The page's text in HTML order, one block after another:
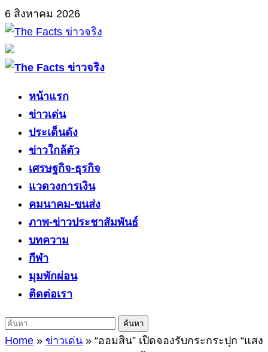
Skip
to
content
6 สิงหาคม 2026
Primary
หน้าแรก
ข่าวเด่น
ประเด็นดัง
ข่าวใกล้ตัว
เศรษฐกิจ-ธุรกิจ
แวดวงการเงิน
คมนาคม-ขนส่ง
ภาพ-ข่าวประชาสัมพันธ์
บทความ
กีฬา
มุมพักผ่อน
ติดต่อเรา
ค้นหา
สำหรับ:
Home » ข่าวเด่น » “ออมสิน” เปิดจองรับกระกระปุก “แสง